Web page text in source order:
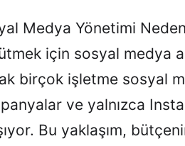
Medya Yönetimi
için sosyal medya
birçok işletme sosyal
ve yalnızca
Bu yaklaşım,